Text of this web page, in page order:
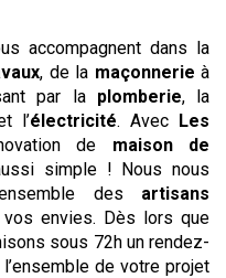
accompagnent dans la
, de la maçonnerie à
par la plomberie, la
l’électricité. Avec Les
de maison de
simple ! Nous nous
des artisans
envies. Dès lors que
sous 72h un rendez-
de votre projet